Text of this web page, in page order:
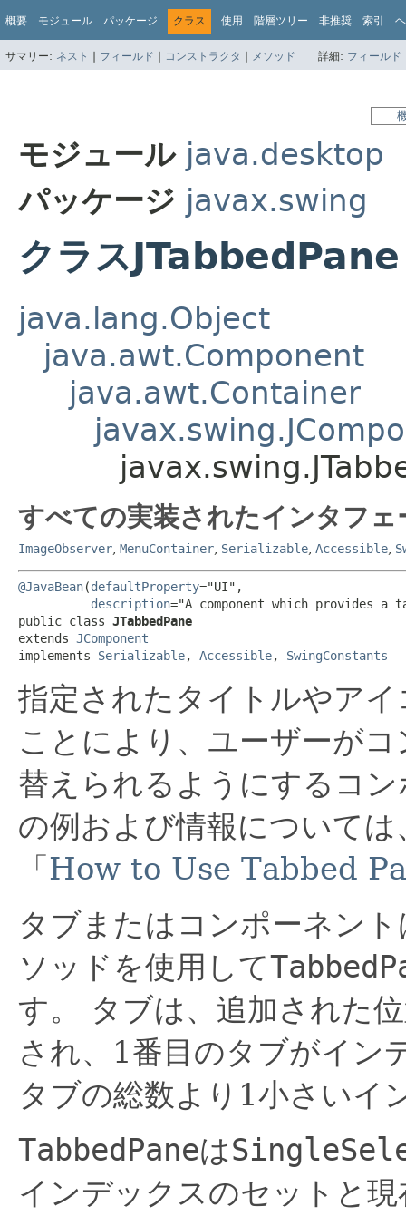
概要 モジュール パッケージ クラス 使用 階層ツリー 非推奨 索引
サマリー: ネスト | フィールド | コンストラクタ | メソッド 詳細: フィールド
モジュール java.desktop
パッケージ javax.swing
クラスJTabbedPane
java.lang.Object
java.awt.Component
java.awt.Container
すべての実装されたインタフ
ImageObserver MenuContainer Serializable Accessible
@JavaBean(defaultProperty="UI",
description="A component which provides
public class JTabbedPane
extends JComponent
implements Serializable, Accessible, SwingConstants
指定されたタイトルやア
ことにより、ユーザーが
替えられるようにするコ
の例および情報については
「 How to Use Tabbed
タブまたはコンポーネント
ソッドを使用して
す。
タブは、追加された
され、1番目のタブがイン
タブの総数より1小さいイ
TabbedPaneは
インデックスのセットと